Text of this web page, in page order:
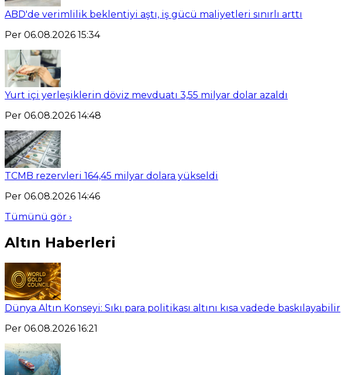
ABD'de verimlilik beklentiyi aştı, iş gücü maliyetleri sınırlı arttı
Per 06.08.2026 15:34
Yurt içi yerleşiklerin döviz mevduatı 3,55 milyar dolar azaldı
Per 06.08.2026 14:48
TCMB rezervleri 164,45 milyar dolara yükseldi
Per 06.08.2026 14:46
Tümünü gör ›
Altın Haberleri
Dünya Altın Konseyi: Sıkı para politikası altını kısa vadede baskılayabilir
Per 06.08.2026 16:21